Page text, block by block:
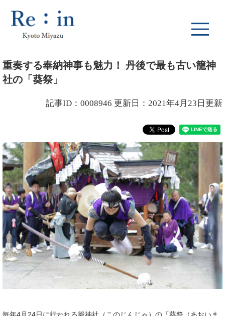
で
す
ば
し
文
重奏する奉納神事も魅力！ 丹後で最も古い籠神
社の「葵祭」
記事ID：0008946 更新日：2021年4月23日更新